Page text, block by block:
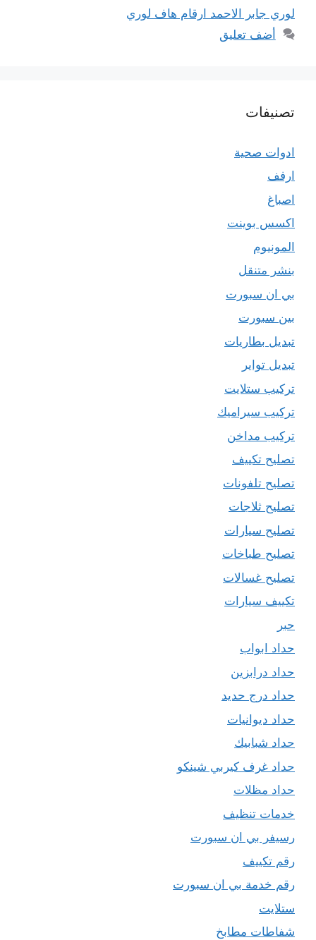
لوري جابر الاحمد ارقام هاف لوري
أضف تعليق
تصنيفات
ادوات صحية
ارفف
اصباغ
اكسس بوينت
المونيوم
بنشر متنقل
بي ان سبورت
بين سبورت
تبديل بطاريات
تبديل تواير
تركيب ستلايت
تركيب سيراميك
تركيب مداخن
تصليح تكييف
تصليح تلفونات
تصليح ثلاجات
تصليح سيارات
تصليح طباخات
تصليح غسالات
تكييف سيارات
حبر
حداد ابواب
حداد درابزين
حداد درج حديد
حداد ديوانيات
حداد شبابيك
حداد غرف كيربي شينكو
حداد مظلات
خدمات تنظيف
رسيفر بي ان سبورت
رقم تكييف
رقم خدمة بي ان سبورت
ستلايت
شفاطات مطابخ